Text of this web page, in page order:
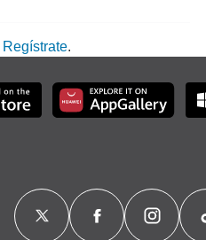
Regístrate.